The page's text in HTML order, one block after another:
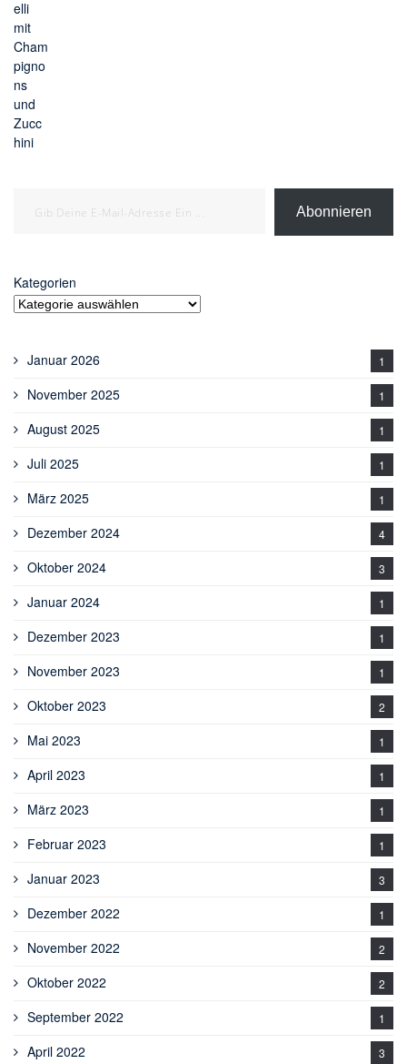
Abonnieren
Kategorien
Januar 2026 1
November 2025 1
August 2025 1
Juli 2025 1
März 2025 1
Dezember 2024 4
Oktober 2024 3
Januar 2024 1
Dezember 2023 1
November 2023 1
Oktober 2023 2
Mai 2023 1
April 2023 1
März 2023 1
Februar 2023 1
Januar 2023 3
Dezember 2022 1
November 2022 2
Oktober 2022 2
September 2022 1
April 2022 3